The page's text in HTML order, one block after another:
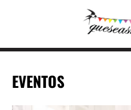
EVENTOS